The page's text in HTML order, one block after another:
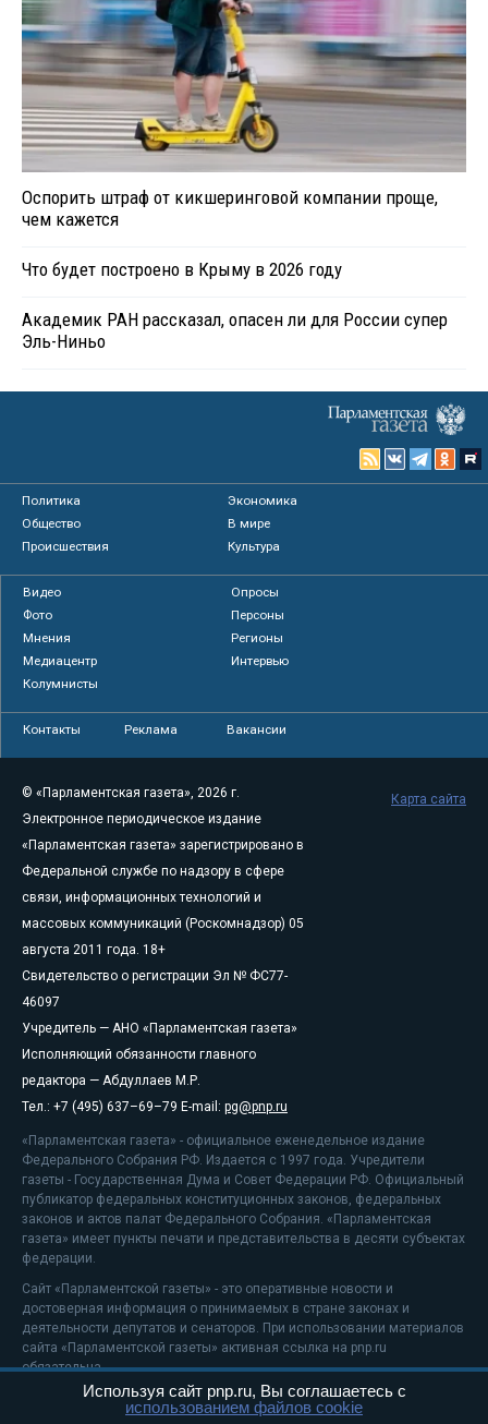
Оспорить штраф от кикшеринговой компании проще,
чем кажется
Что будет построено в Крыму в 2026 году
Академик РАН рассказал, опасен ли для России супер
Эль-Ниньо
Политика
Экономика
Общество
В мире
Происшествия
Культура
Видео
Опросы
Фото
Персоны
Мнения
Регионы
Медиацентр
Интервью
Колумнисты
Контакты Реклама Вакансии
© «Парламентская газета», 2026 г.
Электронное периодическое издание
«Парламентская газета» зарегистрировано в
Федеральной службе по надзору в сфере
связи, информационных технологий и
массовых коммуникаций (Роскомнадзор) 05
августа 2011 года. 18+
Свидетельство о регистрации Эл № ФС77-
46097
Учредитель — АНО «Парламентская газета»
Исполняющий обязанности главного
редактора — Абдуллаев М.Р.
Тел.: +7 (495) 637–69–79 E-mail: pg@pnp.ru
«Парламентская газета» - официальное еженедельное издание
Федерального Собрания РФ. Издается с 1997 года. Учредители
газеты - Государственная Дума и Совет Федерации РФ. Официальный
публикатор федеральных конституционных законов, федеральных
законов и актов палат Федерального Собрания. «Парламентская
газета» имеет пункты печати и представительства в десяти субъектах
федерации.
Сайт «Парламентской газеты» - это оперативные новости и
достоверная информация о принимаемых в стране законах и
деятельности депутатов и сенаторов. При использовании материалов
сайта «Парламентской газеты» активная ссылка на pnp.ru
обязательна.
На информационном ресурсе применяютсярекомендательные
Карта сайта
Используя сайт pnp.ru, Вы соглашаетесь с
использованием файлов cookie